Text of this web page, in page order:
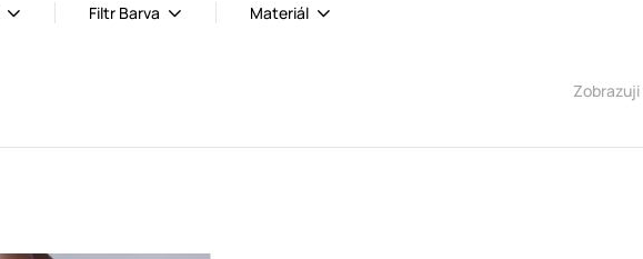
Filtr Barva Materiál
Zobrazuji